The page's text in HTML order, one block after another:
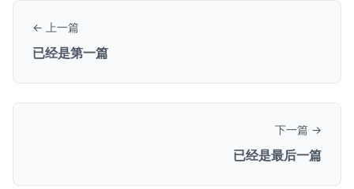
← 上一篇
已经是第一篇
下一篇 →
已经是最后一篇